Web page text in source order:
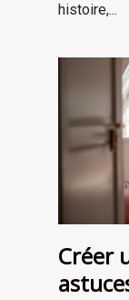
histoire,...
Créer